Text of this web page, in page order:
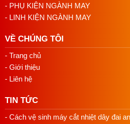
- PHỤ KIỆN NGÀNH MAY
- LINH KIỆN NGÀNH MAY
VỀ CHÚNG TÔI
- Trang chủ
- Giới thiệu
- Liên hệ
TIN TỨC
- Cách vệ sinh máy cắt nhiệt dây đai